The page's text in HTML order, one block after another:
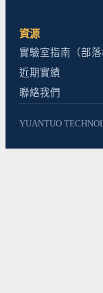
資源
實驗室指南（部落
近期實績
聯絡我們
YUANTUO